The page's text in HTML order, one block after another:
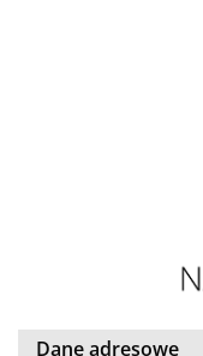
Dane adresowe